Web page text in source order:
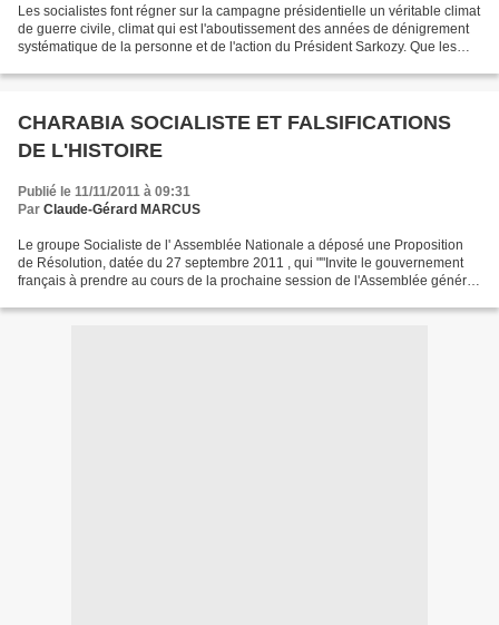
Les socialistes font régner sur la campagne présidentielle un véritable climat
de guerre civile, climat qui est l'aboutissement des années de dénigrement
systématique de la personne et de l'action du Président Sarkozy. Que les
CHARABIA SOCIALISTE ET FALSIFICATIONS
DE L'HISTOIRE
Publié le 11/11/2011 à 09:31
Par Claude-Gérard MARCUS
Le groupe Socialiste de l' Assemblée Nationale a déposé une Proposition
de Résolution, datée du 27 septembre 2011 , qui ""Invite le gouvernement
français à prendre au cours de la prochaine session de l'Assemblée générle